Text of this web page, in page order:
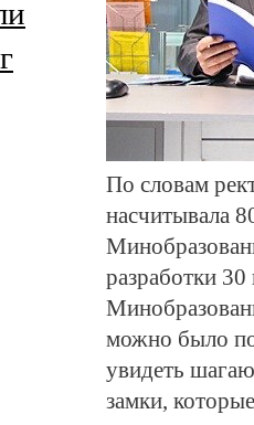
По словам
насчитывала
разработки
можно было
увидеть
замки,